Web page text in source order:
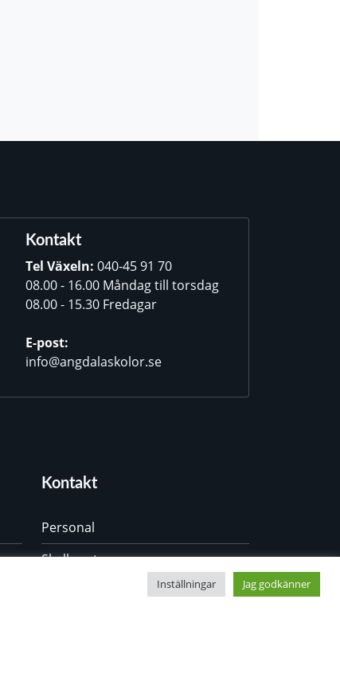
Kontakt
Tel Växeln: 040-45 91 70
08.00 - 16.00 Måndag till torsdag
08.00 - 15.30 Fredagar
E-post:
info@angdalaskolor.se
Kontakt
Personal
Skolkurator
Inställningar Jag godkänner